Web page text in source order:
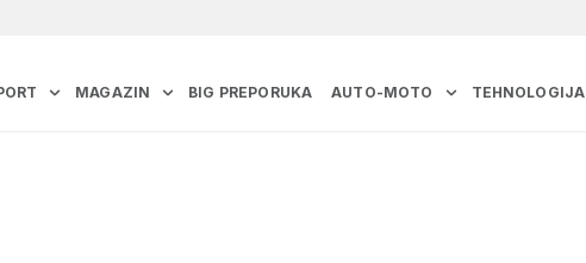
MAGAZIN BIG PREPORUKA AUTO-MOTO TEHNOLOGIJA